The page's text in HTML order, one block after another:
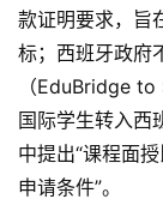
款证明要求，旨
标；西班牙政府
（EduBridge
国际学生转入西
中提出“课程面
申请条件”。